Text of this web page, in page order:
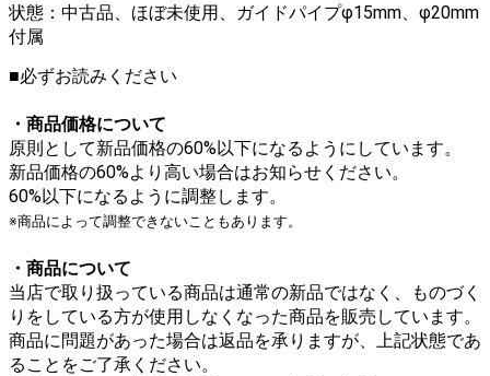
状態：中古品、ほぼ未使用、ガイドパイプφ15mm、φ20mm
付属
■必ずお読みください
・商品価格について
原則として新品価格の60%以下になるようにしています。
新品価格の60%より高い場合はお知らせください。
60%以下になるように調整します。
※商品によって調整できないこともあります。
・商品について
当店で取り扱っている商品は通常の新品ではなく、ものづく
りをしている方が使用しなくなった商品を販売しています。
商品に問題があった場合は返品を承りますが、上記状態であ
ることをご了承ください。